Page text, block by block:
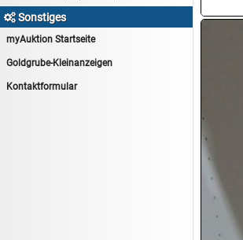
15.08:Lebensmittel/Wein
15.08:Drogerie/Kosmetik
Sonstiges
myAuktion Startseite
Goldgrube-Kleinanzeigen
Kontaktformular